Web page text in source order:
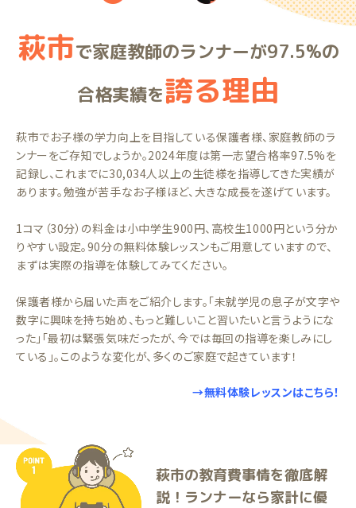
萩市で家庭教師のランナーが97.5%の
合格実績を誇る理由
萩市でお子様の学力向上を目指している保護者様、家庭教師のラ
ンナーをご存知でしょうか。2024年度は第一志望合格率97.5%を
記録し、これまでに30,034人以上の生徒様を指導してきた実績が
あります。勉強が苦手なお子様ほど、大きな成長を遂げています。
1コマ（30分）の料金は小中学生900円、高校生1000円という分か
りやすい設定。90分の無料体験レッスンもご用意していますので、
まずは実際の指導を体験してみてください。
保護者様から届いた声をご紹介します。「未就学児の息子が文字や
数字に興味を持ち始め、もっと難しいこと習いたいと言うようにな
った」「最初は緊張気味だったが、今では毎回の指導を楽しみにし
ている」。このような変化が、多くのご家庭で起きています！
→無料体験レッスンはこちら！
萩市の教育費事情を徹底解
説！ランナーなら家計に優